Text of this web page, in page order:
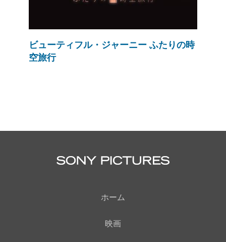
ビューティフル・ジャーニー ふたりの時
空旅行
ホーム
映画